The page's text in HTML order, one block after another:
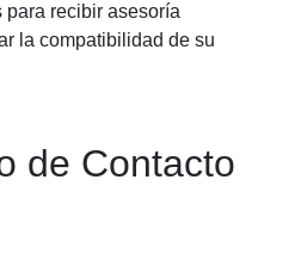
para recibir asesoría
la compatibilidad de su
de Contacto